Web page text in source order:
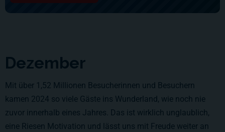
Dezember
Mit über 1,52 Millionen Besucherinnen und Besuchern
kamen 2024 so viele Gäste ins Wunderland, wie noch nie
zuvor innerhalb eines Jahres. Das ist wirklich unglaublich,
eine Riesen Motivation und lässt uns mit Freude weiter an